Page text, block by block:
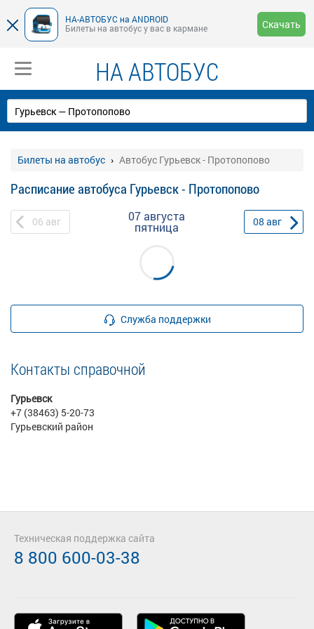
НА-АВТОБУС на ANDROID
Билеты на автобус у вас в кармане
Скачать
НА АВТОБУС
Билеты на автобус Автобус Гурьевск - Протопопово
Расписание автобуса Гурьевск - Протопопово
06 авг 07 августа
пятница 08 авг
Служба поддержки
Контакты справочной
Гурьевск
+7 (38463) 5-20-73
Гурьевский район
Техническая поддержка сайта
8 800 600-03-38